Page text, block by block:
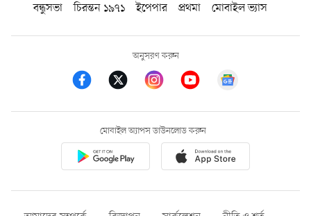
বন্ধুসভা
চিরন্তন ১৯৭১ ইপেপার প্রথমা মোবাইল ভ্যাস
অনুসরণ করুন
মোবাইল অ্যাপস ডাউনলোড করুন